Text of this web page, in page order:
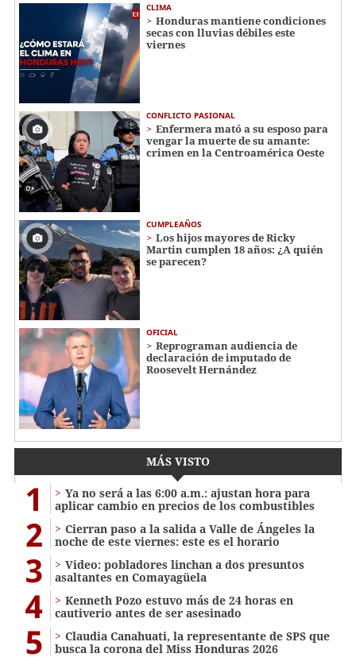
CLIMA
Honduras mantiene condiciones
secas con lluvias débiles este
viernes
CONFLICTO PASIONAL
Enfermera mató a su esposo para
vengar la muerte de su amante:
crimen en la Centroamérica Oeste
CUMPLEAÑOS
Los hijos mayores de Ricky
Martin cumplen 18 años: ¿A quién
se parecen?
OFICIAL
Reprograman audiencia de
declaración de imputado de
Roosevelt Hernández
MÁS VISTO
1
Ya no será a las 6:00 a.m.: ajustan hora para
aplicar cambio en precios de los combustibles
2
Cierran paso a la salida a Valle de Ángeles la
noche de este viernes: este es el horario
3
Video: pobladores linchan a dos presuntos
asaltantes en Comayagüela
4
Kenneth Pozo estuvo más de 24 horas en
cautiverio antes de ser asesinado
5
Claudia Canahuati, la representante de SPS que
busca la corona del Miss Honduras 2026